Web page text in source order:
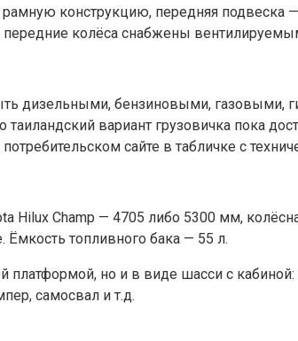
конструкцию, передняя
передние колёса снабжены
дизельными, бензиновыми, газовыми,
вариант грузовичка пока
сайте в табличке с
Hilux Champ — 4705 либо 5300 мм,
топливного бака — 55 л.
платформой, но и в виде шасси с
самосвал и т.д.